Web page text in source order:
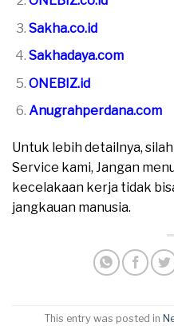
Sakha.co.id
Sakhadaya.com
ONEBIZ.id
Anugrahperdana.com
Untuk lebih detailnya,
Service kami, Jangan
kecelakaan kerja tidak
jangkauan manusia.
This entry was posted in